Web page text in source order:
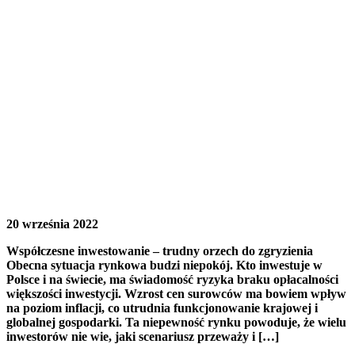
20 września 2022
Współczesne inwestowanie – trudny orzech do zgryzienia
Obecna sytuacja rynkowa budzi niepokój. Kto inwestuje w
Polsce i na świecie, ma świadomość ryzyka braku opłacalności
większości inwestycji. Wzrost cen surowców ma bowiem wpływ
na poziom inflacji, co utrudnia funkcjonowanie krajowej i
globalnej gospodarki. Ta niepewność rynku powoduje, że wielu
inwestorów nie wie, jaki scenariusz przeważy i […]